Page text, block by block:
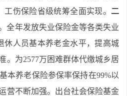
工伤保险省级统筹全面实现。 二
全年发放失业保险金等各类失业
休人员基本养老金水平，提高城
。为2577万困难群体代缴城乡居
本养老保险参保率保持在99%以
营不断加强。出台社会保险基金